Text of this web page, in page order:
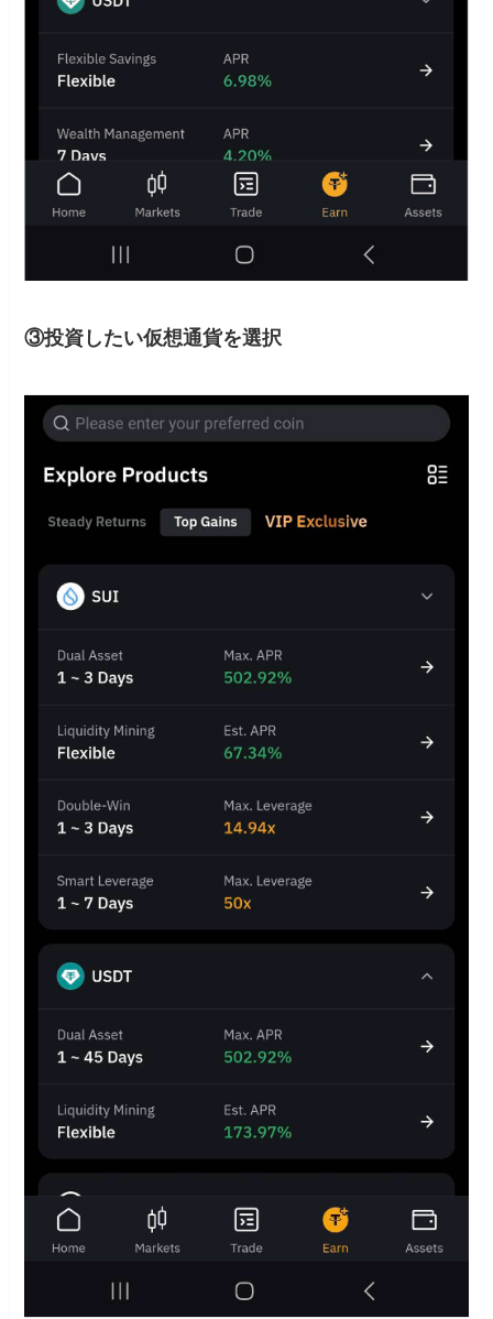
③投資したい仮想通貨を選択